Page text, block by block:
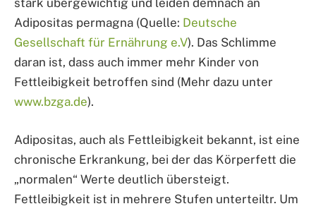
Adipositas permagna (Quelle: Deutsche
Gesellschaft für Ernährung e.V). Das Schlimme
daran ist, dass auch immer mehr Kinder von
Fettleibigkeit betroffen sind (Mehr dazu unter
www.bzga.de).
Adipositas, auch als Fettleibigkeit bekannt, ist eine
chronische Erkrankung, bei der das Körperfett die
„normalen“ Werte deutlich übersteigt.
Fettleibigkeit ist in mehrere Stufen unterteiltr. Um